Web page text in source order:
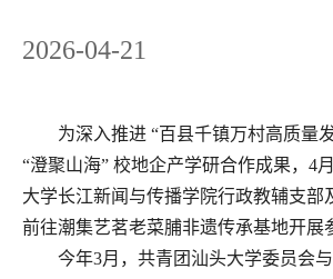
2026-04-21
为深入推进 “百县千镇万村高质量
“澄聚山海” 校地企产学研合作成果，4
大学长江新闻与传播学院行政教辅支部
前往潮集艺茗老菜脯非遗传承基地开展
今年3月，共青团汕头大学委员会